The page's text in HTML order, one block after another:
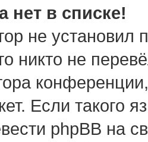
нет в списке!
не установил
никто не
Если такого
phpBB на